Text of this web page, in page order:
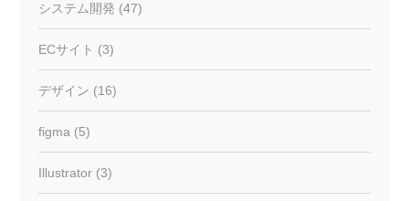
システム開発 (47)
ECサイト (3)
デザイン (16)
figma (5)
Illustrator (3)